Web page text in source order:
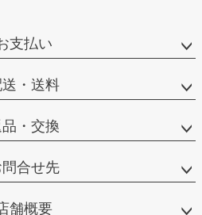
支払い
・送料
・交換
問合せ先
舗概要